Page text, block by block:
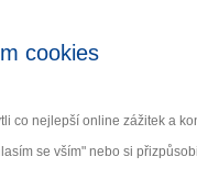
cookies
co nejlepší online zážitek a
se vším" nebo si